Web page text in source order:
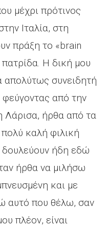
μέχρι πρότινος
Ιταλία, στη
πράξη το «brain
Η δική μου
απολύτως συνειδητή
φεύγοντας από την
Λάρισα, ήρθα από τα
καλή φιλική
δουλεύουν ήδη εδώ
ήρθα να μιλήσω
και με
αυτό που θέλω, σαν
πλέον, είναι